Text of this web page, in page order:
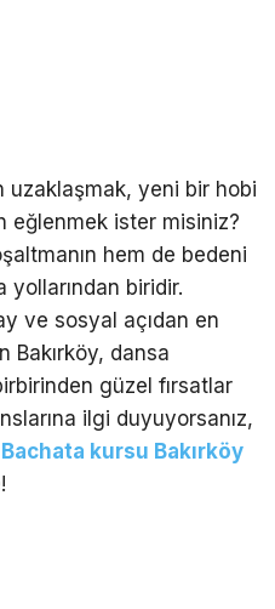
uzaklaşmak, yeni bir hobi
eğlenmek ister misiniz?
hem de bedeni
yollarından biridir.
ve sosyal açıdan en
Bakırköy, dansa
güzel fırsatlar
ilgi duyuyorsanız,
Bachata kursu Bakırköy